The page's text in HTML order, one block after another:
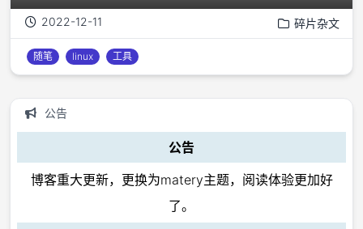
2022-12-11 碎片杂文
随笔 linux 工具
公告
公告
博客重大更新，更换为matery主题，阅读体验更加好
了。